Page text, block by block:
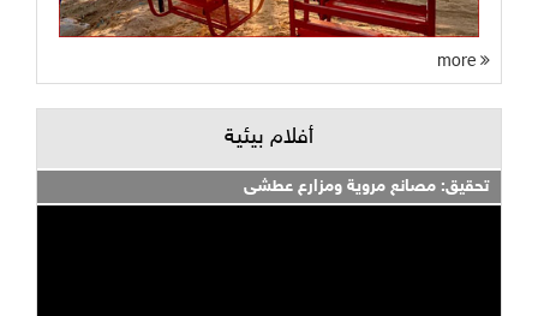
أفلام بيئية
مصانع مروية ومزارع عطشى